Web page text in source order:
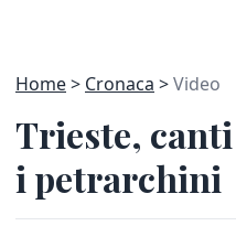
Home Cronaca Video
Trieste,
i petrarchini